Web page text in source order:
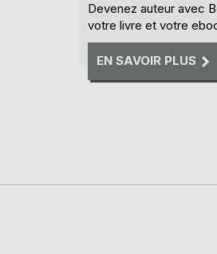
Devenez auteur avec
votre livre et votre
EN SAVOIR PLUS